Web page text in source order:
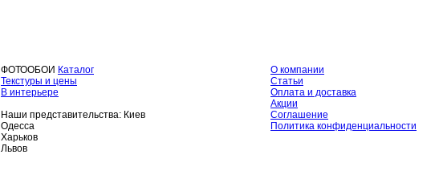
ФОТООБОИ Каталог
Текстуры и цены
В интерьере
Наши представительства: Киев
Одесса
Харьков
Львов
О компании
Статьи
Оплата и доставка
Акции
Соглашение
Политика конфиденциальности